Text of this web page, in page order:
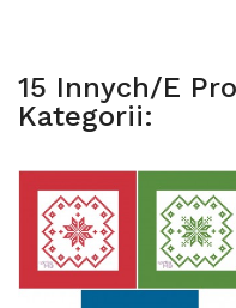
15 Innych/e
Kategorii: